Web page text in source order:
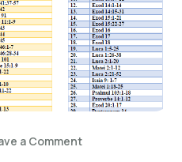
a Comment